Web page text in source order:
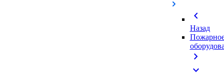
chevron_left
Назад
chevron_right
expand_more